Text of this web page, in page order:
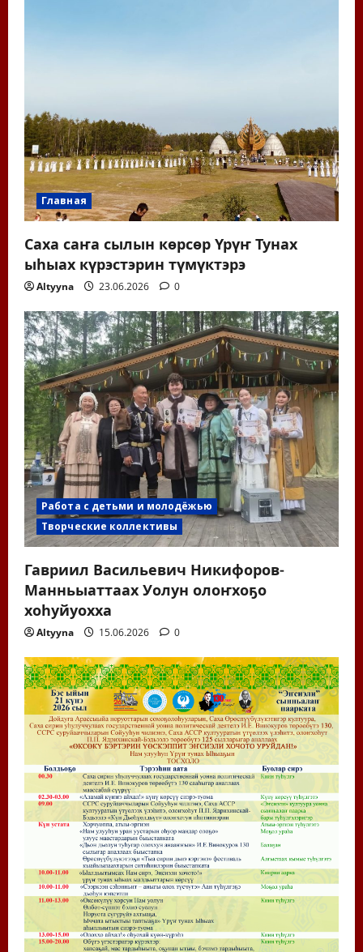
Главная
Саха саҥа сылын көрсөр Үрүҥ Тунах
ыһыах күрэстэрин түмүктэрэ
Altyyna 23.06.2026 0
Работа с детьми и молодёжью
Творческие коллективы
Гавриил Васильевич Никифоров-
Манньыаттаах Уолун олоҥхоҕо
хоһуйуохха
Altyyna 15.06.2026 0